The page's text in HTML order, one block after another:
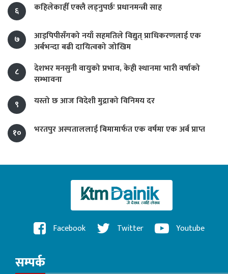
६ कहिलेकाहीँ एक्लै लड्नुपर्छः प्रधानमन्त्री साह
७
आइपिपीसँगको नयाँ सहमतिले विद्युत् प्राधिकरणलाई एक
अर्बभन्दा बढी दायित्वको जोखिम
८
देशभर मनसुनी वायुको प्रभाव, केही स्थानमा भारी वर्षाको
सम्भावना
९
यस्तो छ आज विदेशी मुद्राको विनिमय दर
१० भरतपुर अस्पताललाई बिमामार्फत एक वर्षमा एक अर्ब प्राप्त
Facebook Twitter Youtube
सम्पर्क